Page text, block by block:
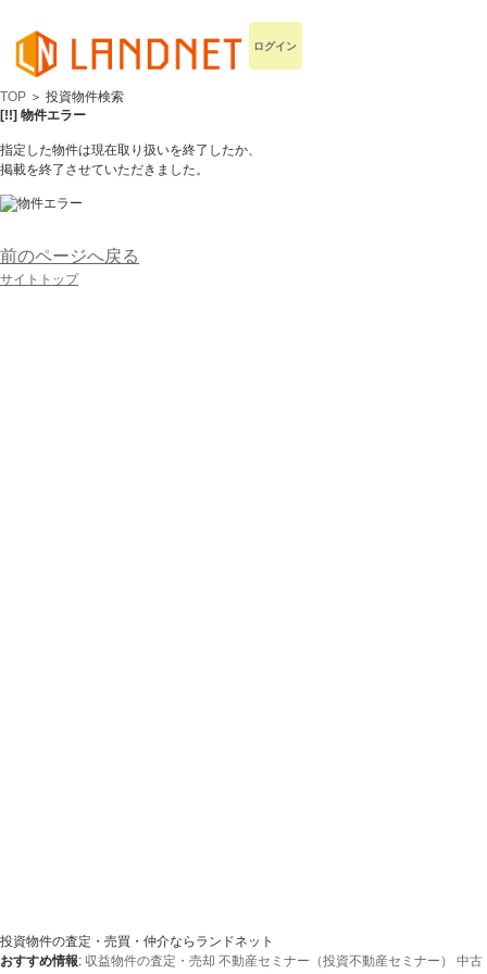
ログイン
TOP ＞ 投資物件検索
[!!] 物件エラー
指定した物件は現在取り扱いを終了したか、
掲載を終了させていただきました。
前のページへ戻る
サイトトップ
投資物件の査定・売買・仲介ならランドネット
おすすめ情報: 収益物件の査定・売却 不動産セミナー（投資不動産セミナー）
中古